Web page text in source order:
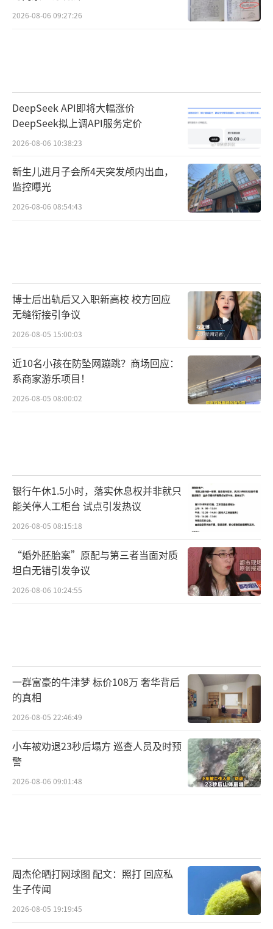
2026-08-06 09:27:26
DeepSeek API即将大幅涨价
DeepSeek拟上调API服务定价
2026-08-06 10:38:23
新生儿进月子会所4天突发颅内出血，
监控曝光
2026-08-06 08:54:43
博士后出轨后又入职新高校 校方回应
无缝衔接引争议
2026-08-05 15:00:03
近10名小孩在防坠网蹦跳？商场回应：
系商家游乐项目！
2026-08-05 08:00:02
银行午休1.5小时，落实休息权并非就只
能关停人工柜台 试点引发热议
2026-08-05 08:15:18
“婚外胚胎案”原配与第三者当面对质
坦白无错引发争议
2026-08-06 10:24:55
一群富豪的牛津梦 标价108万 奢华背后
的真相
2026-08-05 22:46:49
小车被劝退23秒后塌方 巡查人员及时预
警
2026-08-06 09:01:48
周杰伦晒打网球图 配文：照打 回应私
生子传闻
2026-08-05 19:19:45